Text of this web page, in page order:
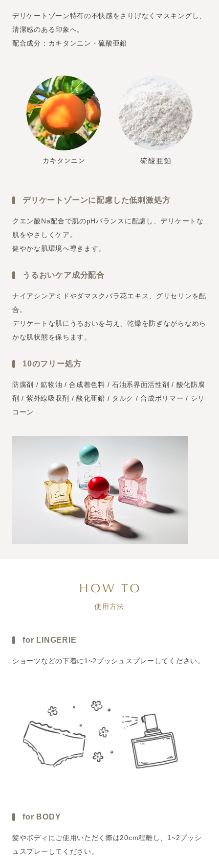
デリケートゾーン特有の不快感をさりげなくマスキングし、
清潔感のある印象へ。
配合成分：カキタンニン・硫酸亜鉛
デリケートゾーンに配慮した低刺激処方
クエン酸Na配合で肌のpHバランスに配慮し、デリケートな
肌をやさしくケア。
健やかな肌環境へ導きます。
うるおいケア成分配合
ナイアシンアミドやダマスクバラ花エキス、グリセリンを配
合。
デリケートな肌にうるおいを与え、乾燥を防ぎながらなめら
かな肌状態を保ちます。
10のフリー処方
防腐剤 / 鉱物油 / 合成着色料 / 石油系界面活性剤 / 酸化防腐
剤 / 紫外線吸収剤 / 酸化亜鉛 / タルク / 合成ポリマー / シリ
コーン
使用方法
for LINGERIE
ショーツなどの下着に1~2プッシュスプレーしてください。
for BODY
髪やボディにご使用いただく際は20cm程離し、1~2プッシ
ュスプレーしてください。